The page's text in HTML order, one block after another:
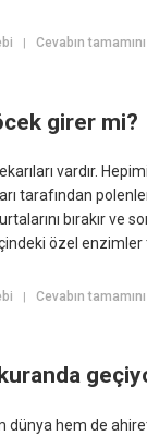
|Cevabın
girer mi?
vardır.
tarafından
bırakır ve
özel enzimler
|Cevabın
dünya hem de